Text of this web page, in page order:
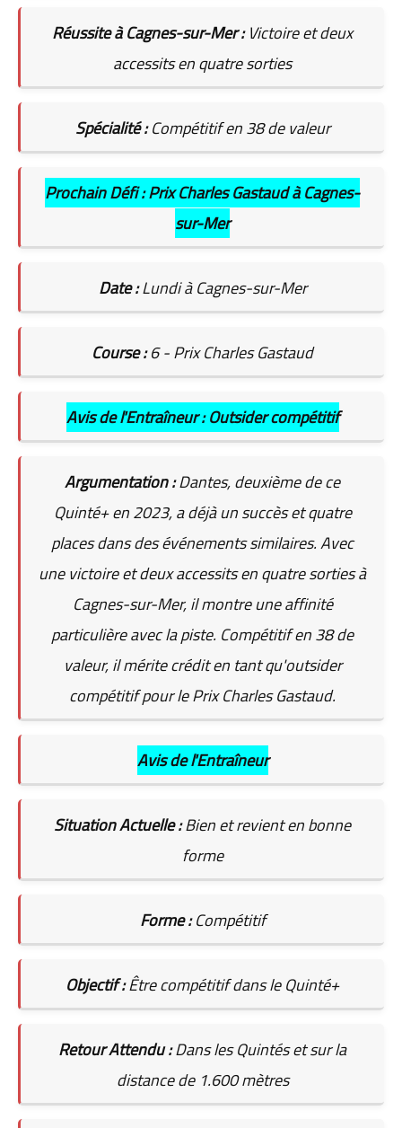
Réussite à Cagnes-sur-Mer :Victoire et deux
accessits en quatre sorties
Spécialité :Compétitif en 38 de valeur
Prochain Défi : Prix Charles Gastaud à Cagnes-
sur-Mer
Date :Lundi à Cagnes-sur-Mer
Course :6 - Prix Charles Gastaud
Avis de l'Entraîneur : Outsider compétitif
Argumentation :Dantes, deuxième de ce
Quinté+ en 2023, a déjà un succès et quatre
places dans des événements similaires. Avec
une victoire et deux accessits en quatre sorties à
Cagnes-sur-Mer, il montre une affinité
particulière avec la piste. Compétitif en 38 de
valeur, il mérite crédit en tant qu'outsider
compétitif pour le Prix Charles Gastaud.
Avis de l'Entraîneur
Situation Actuelle :Bien et revient en bonne
forme
Forme :Compétitif
Objectif :Être compétitif dans le Quinté+
Retour Attendu :Dans les Quintés et sur la
distance de 1.600 mètres